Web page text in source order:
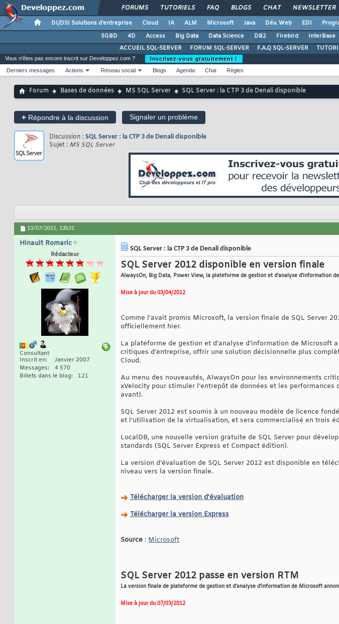
FORUMS TUTORIELS FAQ BLOGS CHAT NEWSLETTER
DI/DSI Solutions d'entreprise Cloud IA ALM Microsoft Java Dév. Web EDI
SGBD
4D Access Big Data Data Science DB2 Firebird InterBase
ACCUEIL SQL-SERVER
FORUM SQL-SERVER F.A.Q SQL-SERVER
Vous n'êtes pas encore inscrit sur Developpez.com ?
Inscrivez-vous gratuitement !
Derniers messages
Actions Réseau social Blogs Agenda Chat Règles
Forum Bases de données MS SQL Server SQL Server : la CTP 3 de Denali disponible
+ Répondre à la discussion Signaler un problème
Discussion : SQL Server : la CTP 3 de Denali disponible
Sujet : MS SQL Server
13/07/2011, 13h31
Hinault Romaric
Rédacteur
Consultant
Inscrit en
Janvier 2007
Messages
4 570
Billets dans le blog
121
SQL Server : la CTP 3 de Denali disponible
SQL Server 2012 disponible en version finale
AlwaysOn, Big Data, Power View, la plateforme de gestion et d’analyse d’information
Mise à jour du 03/04/2012
Comme l’avait promis Microsoft, la version finale de SQL Server
officiellement hier.
La plateforme de gestion et d’analyse d’information de Microsoft
critiques d’entreprise, offrir une solution décisionnelle plus
Cloud.
Au menu des nouveautés, AlwaysOn pour les environnements
xVelocity pour stimuler l’entrepôt de données et les
avant).
SQL Server 2012 est soumis à un nouveau modèle de licence
et l’utilisation de la virtualisation, et sera commercialisé en trois
LocalDB, une nouvelle version gratuite de SQL Server pour
standards (SQL Server Express et Compact édition).
La version d’évaluation de SQL Server 2012 est disponible en
niveau vers la version finale.
Télécharger la version d’évaluation
Télécharger la version Express
Source : Microsoft
SQL Server 2012 passe en version RTM
La version finale de plateforme de gestion et d’analyse d’information de Microsoft
Mise à jour du 07/03/2012